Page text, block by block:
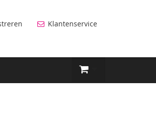
Klantenservice